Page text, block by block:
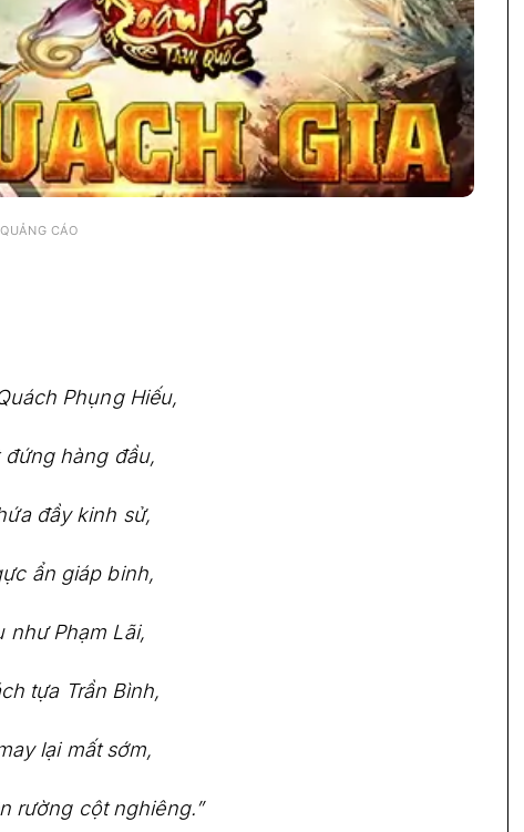
QUẢNG CÁO
Phụng Hiếu,
đứng hàng đầu,
đầy kinh sử,
ẩn giáp binh,
như Phạm Lãi,
tựa Trần Bình,
lại mất sớm,
rường cột nghiêng.”